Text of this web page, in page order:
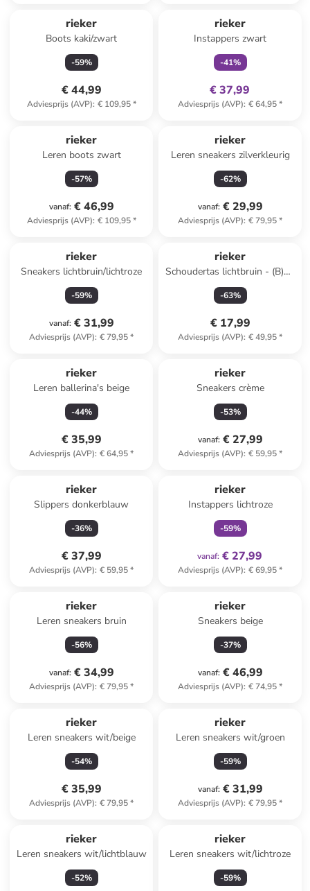
rieker
Boots kaki/zwart
-59%
€ 44,99
Adviesprijs (AVP): € 109,95*
rieker
Instappers zwart
-41%
€ 37,99
Adviesprijs (AVP): € 64,95*
rieker
Leren boots zwart
-57%
vanaf: € 46,99
Adviesprijs (AVP): € 109,95*
rieker
Leren sneakers zilverkleurig
-62%
vanaf: € 29,99
Adviesprijs (AVP): € 79,95*
rieker
Sneakers lichtbruin/lichtroze
-59%
vanaf: € 31,99
Adviesprijs (AVP): € 79,95*
rieker
Schoudertas lichtbruin - (B)30
x (H)27 x (D)12 cm
-63%
€ 17,99
Adviesprijs (AVP): € 49,95*
rieker
Leren ballerina's beige
-44%
€ 35,99
Adviesprijs (AVP): € 64,95*
rieker
Sneakers crème
-53%
vanaf: € 27,99
Adviesprijs (AVP): € 59,95*
rieker
Slippers donkerblauw
-36%
€ 37,99
Adviesprijs (AVP): € 59,95*
rieker
Instappers lichtroze
-59%
vanaf: € 27,99
Adviesprijs (AVP): € 69,95*
rieker
Leren sneakers bruin
-56%
vanaf: € 34,99
Adviesprijs (AVP): € 79,95*
rieker
Sneakers beige
-37%
vanaf: € 46,99
Adviesprijs (AVP): € 74,95*
rieker
Leren sneakers wit/beige
-54%
€ 35,99
Adviesprijs (AVP): € 79,95*
rieker
Leren sneakers wit/groen
-59%
vanaf: € 31,99
Adviesprijs (AVP): € 79,95*
rieker
Leren sneakers wit/lichtblauw
-52%
rieker
Leren sneakers wit/lichtroze
-59%